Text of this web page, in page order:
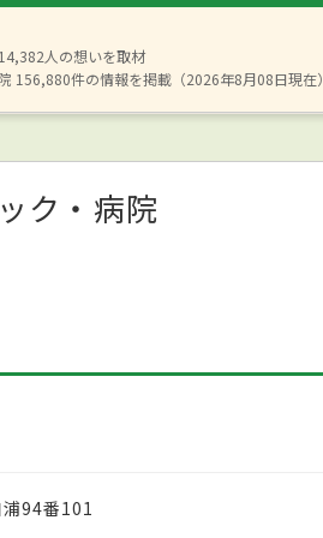
人の想いを取材
156,880件の情報を掲載（2026年8月08日現在）
ク・病院
94番101